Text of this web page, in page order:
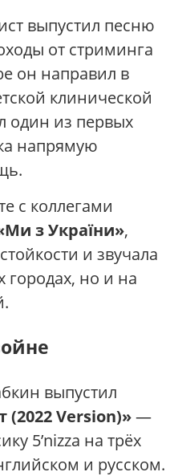
выпустил песню
от стриминга
он направил в
клинической
один из первых
напрямую
с коллегами
з України»,
и звучала
городах, но и на
выпустил
(2022 Version)»—
5’nizza на трёх
и русском.